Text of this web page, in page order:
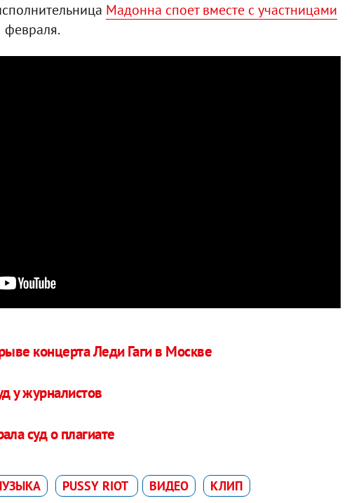
Мадонна споет вместе с участницами
февраля.
концерта Леди Гаги в Москве
у журналистов
суд о плагиате
PUSSY RIOT ВИДЕО КЛИП